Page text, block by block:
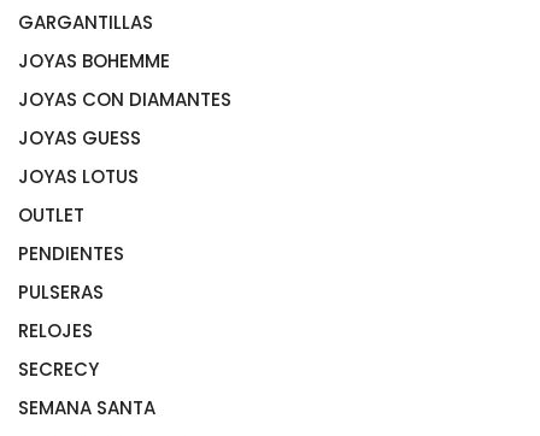
ANILLOS PLATA
GARGANTILLAS
GARGANTILLA ACERO
GARGANTILLAS ORO
GARGANTILLAS PLATA
JOYAS BOHEMME
JOYAS CON DIAMANTES
ANILLOS CON DIAMANTES
GARGANTILLAS CON DIAMANTES
PENDIENTES CON DIAMANTES
PULSERAS CON DIAMANTES
JOYAS GUESS
JOYAS LOTUS
OUTLET
PENDIENTES
PENDIENTES DE ORO
PENDIENTES DE PLATA
PENDIENTES GUESS
PENDIENTES RAIVE
PULSERAS
PULSERAS DE ORO
PULSERAS LOTUS ACERO
PULSERAS MASERATI
RELOJES
RELOJES FESTINA
RELOJES GUESS
SECRECY
SEMANA SANTA